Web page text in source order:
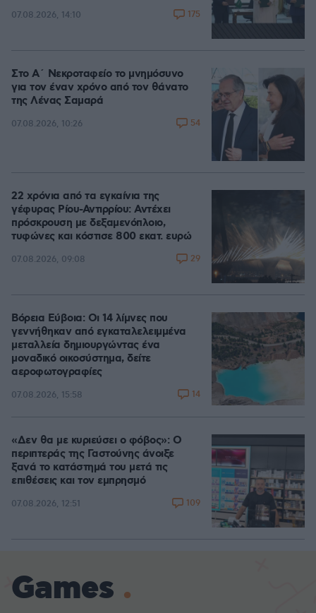
07.08.2026, 14:10 175
Στο Α΄ Νεκροταφείο το μνημόσυνο
για τον έναν χρόνο από τον θάνατο
της Λένας Σαμαρά
07.08.2026, 10:26 54
22 χρόνια από τα εγκαίνια της
γέφυρας Ρίου-Αντιρρίου: Αντέχει
πρόσκρουση με δεξαμενόπλοιο,
τυφώνες και κόστισε 800 εκατ. ευρώ
07.08.2026, 09:08 29
Βόρεια Εύβοια: Οι 14 λίμνες που
γεννήθηκαν από εγκαταλελειμμένα
μεταλλεία δημιουργώντας ένα
μοναδικό οικοσύστημα, δείτε
αεροφωτογραφίες
07.08.2026, 15:58 14
«Δεν θα με κυριεύσει ο φόβος»: Ο
περιπτεράς της Γαστούνης άνοιξε
ξανά το κατάστημά του μετά τις
επιθέσεις και τον εμπρησμό
07.08.2026, 12:51 109
Games